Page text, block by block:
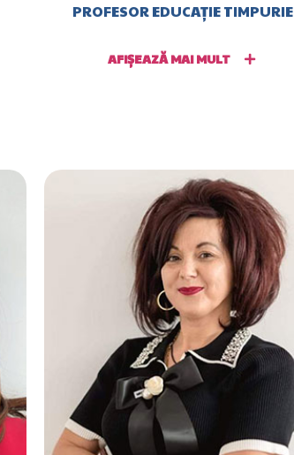
PROFESOR EDUCAȚIE TIMPURIE
AFIȘEAZĂ MAI MULT